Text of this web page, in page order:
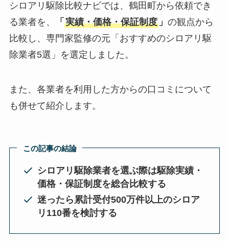
シロアリ駆除比較ナビでは、鶴田町から依頼でき
る業者を、
「 実績・価格・保証制度」 の観点から
比較し、専門家監修の元「おすすめのシロアリ駆
除業者5選」を選定しました。
また、各業者を利用した方からの口コミについて
も併せて紹介します。
この記事の結論
シロアリ駆除業者を選ぶ際は駆除実績・
価格・保証制度を総合比較する
迷ったら累計受付500万件以上のシロア
リ110番を検討する